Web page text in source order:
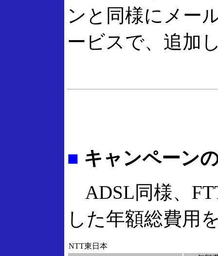
ンと同様にメー
ービスで、追加
■ キャンペーン
ADSL同様、
した年額総費用
NTT東日本